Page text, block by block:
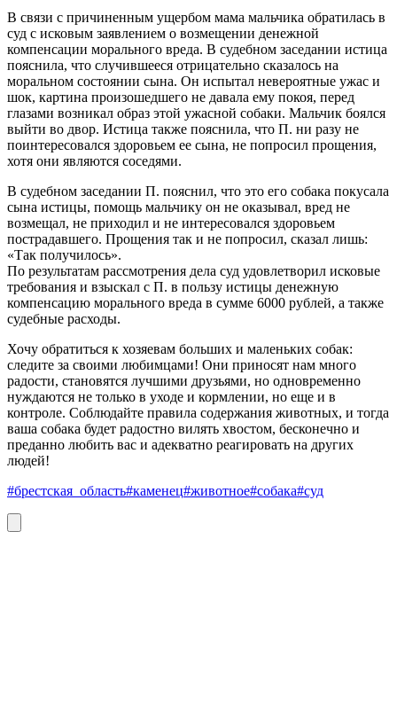
В связи с причиненным ущербом ма­ма мальчика обратилась в
суд с исковым заявлением о возмещении денежной
компенсации морального вреда. В судебном заседании истица
пояснила, что случившееся отрицательно сказалось на
моральном состоянии сына. Он испытал невероятные ужас и
шок, картина произошедшего не давала ему покоя, перед
глазами возникал образ этой ужасной собаки. Мальчик боялся
выйти во двор. Истица также пояснила, что П. ни разу не
поинтересовался здоровьем ее сына, не попросил прощения,
хотя они являются соседями.
В судебном заседании П. пояснил, что это его собака покусала
сына истицы, помощь мальчику он не оказывал, вред не
возмещал, не приходил и не интересовался здоровьем
пострадавшего. Прощения так и не попросил, сказал лишь:
«Так получилось».
По результатам рассмотрения дела суд удовлетворил исковые
требования и взыс­кал с П. в пользу истицы денежную
компенсацию морального вреда в сумме 6000 рублей, а также
судебные расходы.
Хочу обратиться к хозяевам больших и маленьких собак:
следите за своими любимцами! Они приносят нам много
радости, становятся лучшими друзьями, но одновременно
нуждаются не только в уходе и кормлении, но еще и в
контроле. Соблюдайте правила содержания животных, и тогда
ваша собака будет радостно вилять хвостом, бесконечно и
преданно любить вас и адекватно реагировать на других
людей!
#брестская_область#каменец#животное#собака#суд